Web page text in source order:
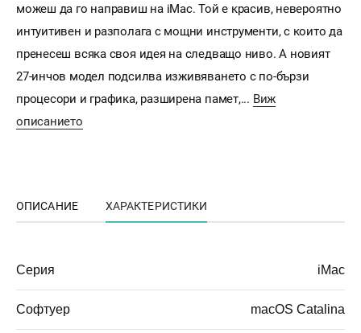
можеш да го направиш на iMac. Той е красив, невероятно
интуитивен и разполага с мощни инструменти, с които да
пренесеш всяка своя идея на следващо ниво. А новият
27-инчов модел подсилва изживяването с по-бързи
процесори и графика, разширена памет,... Виж
описанието
ОПИСАНИЕ ХАРАКТЕРИСТИКИ
Серия iMac
Софтуер macOS Catalina